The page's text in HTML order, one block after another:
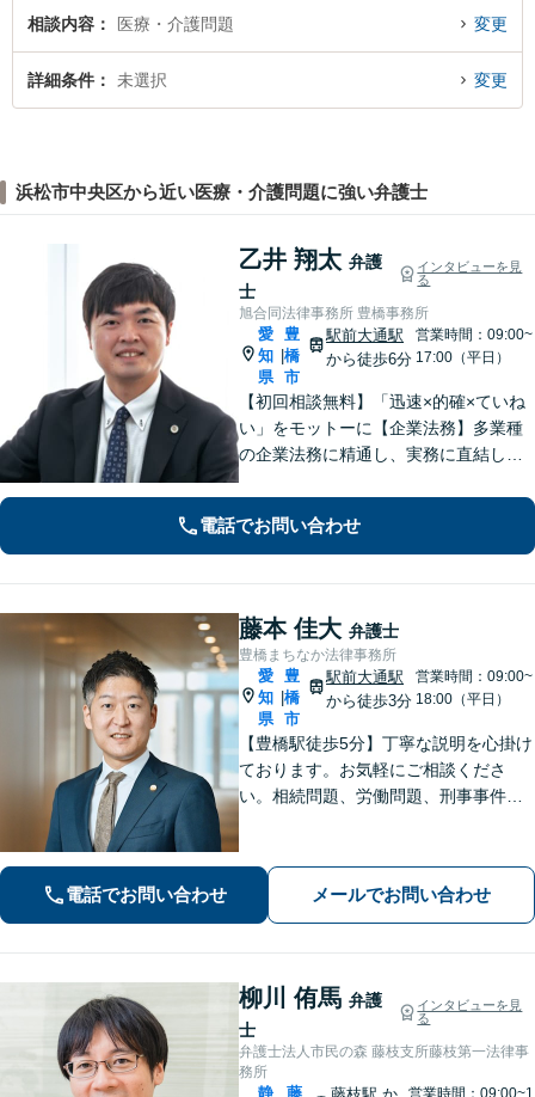
相談内容 医療・介護問題 変更
詳細条件 未選択 変更
浜松市中央区から近い医療・介護問題に強い弁護士
乙井 翔太 弁護
士
インタビューを見
る
旭合同法律事務所 豊橋事務所
愛
知
県
|
豊
橋
市
駅前大通駅
から徒歩6分
営業時間：09:00~
17:00（平日）
【初回相談無料】「迅速×的確×ていね
い」をモットーに【企業法務】多業種
の企業法務に精通し、実務に直結した
査、事業承継まで幅広く対応。【休
日・夜間対応OK】【豊橋駅10分】
電話でお問い合わせ
藤本 佳大 弁護士
豊橋まちなか法律事務所
愛
知
県
|
豊
橋
市
駅前大通駅
から徒歩3分
営業時間：09:00~
18:00（平日）
【豊橋駅徒歩5分】丁寧な説明を心掛け
ております。お気軽にご相談くださ
い。相続問題、労働問題、刑事事件そ
電話でお問い合わせ メールでお問い合わせ
柳川 侑馬 弁護
士
インタビューを見
る
弁護士法人市民の森 藤枝支所藤枝第一法律事
務所
静 藤 藤枝駅 か 営業時間：09:00~1